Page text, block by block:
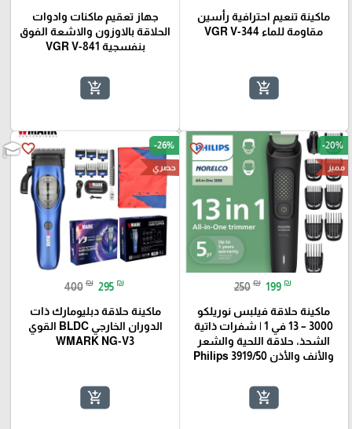
ماكينة تنعيم احترافية رأسين
مقاومة للماء VGR V-344
add_shopping_cart
جهاز تعقيم ماكنات وادوات
الحلاقة بالاوزون والاشعة الفوق
بنفسجية VGR V-841
add_shopping_cart
favorite_border -20%
مميز
250 ₪ 199 ₪
ماكينة حلاقة فيلبس نوريلكو
3000 – 13 في 1 | شفرات ذاتية
الشحذ، حلاقة اللحية والشعر
والأنف والأذن Philips 3919/50
add_shopping_cart
favorite_border -26%
حصري
400 ₪ 295 ₪
ماكينة حلاقة دبليومارك ذات
الدوران الخارجي BLDC القوي
WMARK NG-V3
add_shopping_cart